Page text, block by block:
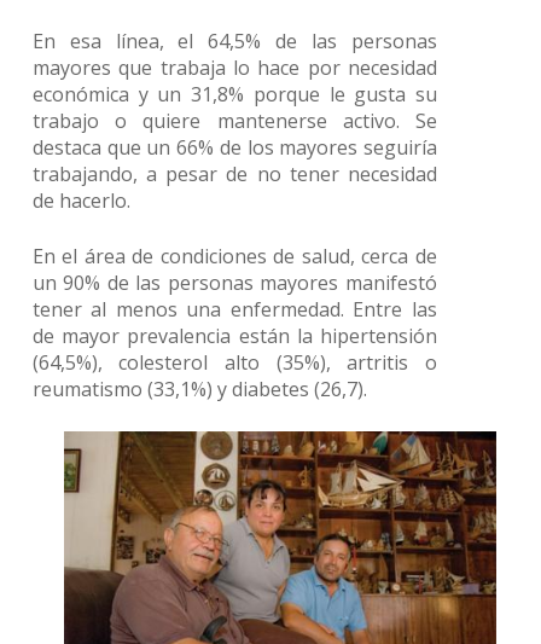
En esa línea, el 64,5% de las personas
mayores que trabaja lo hace por necesidad
económica y un 31,8% porque le gusta su
trabajo o quiere mantenerse activo. Se
destaca que un 66% de los mayores seguiría
trabajando, a pesar de no tener necesidad
de hacerlo.
En el área de condiciones de salud, cerca de
un 90% de las personas mayores manifestó
tener al menos una enfermedad. Entre las
de mayor prevalencia están la hipertensión
(64,5%), colesterol alto (35%), artritis o
reumatismo (33,1%) y diabetes (26,7).